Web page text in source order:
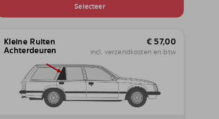
Selecteer
Kleine Ruiten
Achterdeuren
€ 57,00
incl. verzendkosten en btw